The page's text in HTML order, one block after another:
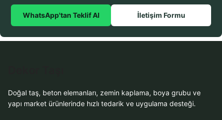
WhatsApp'tan Teklif Al İletişim Formu
Doğal taş, beton elemanları, zemin kaplama, boya grubu ve
yapı market ürünlerinde hızlı tedarik ve uygulama desteği.